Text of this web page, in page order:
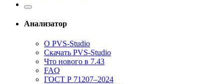
Анализатор
О PVS-Studio
Скачать PVS-Studio
Что нового в 7.43
FAQ
ГОСТ Р 71207–2024